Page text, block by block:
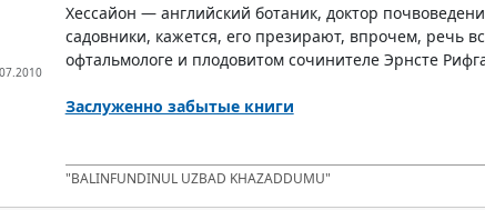
Хессайон — английский ботаник, доктор
садовники, кажется, его презирают, впрочем, речь
офтальмологе и плодовитом сочинителе Эрнсте
Заслуженно забытые книги
"BALINFUNDINUL UZBAD KHAZADDUMU"